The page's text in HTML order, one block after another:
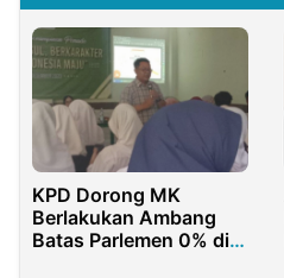
KPD Dorong MK
Berlakukan Ambang
Batas Parlemen 0% di